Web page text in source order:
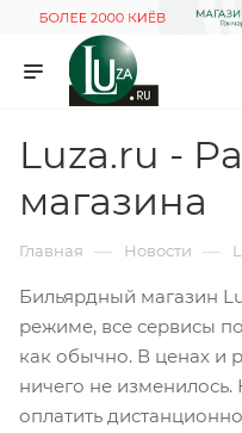
Luza.ru -
магазина
Главная — Новости —
Бильярдный магазин
режиме, все сервисы
как обычно. В ценах и
ничего не
оплатить